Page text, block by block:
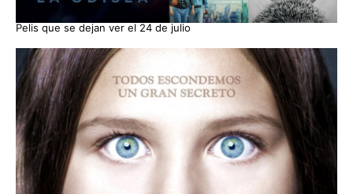
Pelis que se dejan ver el 24 de julio